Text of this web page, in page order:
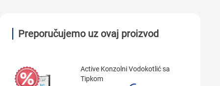
Preporučujemo uz ovaj proizvod
Active Konzolni Vodokotlić sa
Tipkom